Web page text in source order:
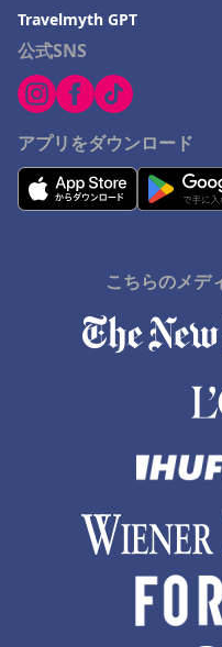
公式SNS
アプリをダウンロード
Travelmyth GPT
こちらのメデ